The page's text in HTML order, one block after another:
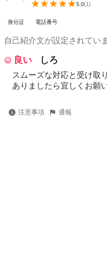
5.0(1)
身分証 電話番号
自己紹介文が設定されてい
良い しろ
スムーズな対応と受け取
ありましたら宜しくお願
注意事項 通報